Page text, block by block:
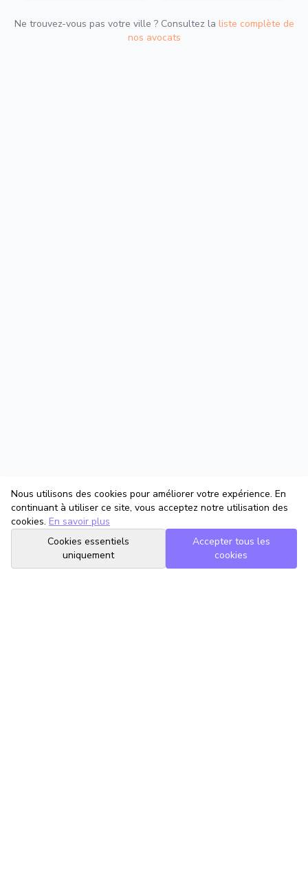
Ne trouvez-vous pas votre ville ? Consultez la liste complète de
nos avocats
Nous utilisons des cookies pour améliorer votre expérience. En
continuant à utiliser ce site, vous acceptez notre utilisation des
cookies. En savoir plus
Cookies essentiels
uniquement
Accepter tous les
cookies